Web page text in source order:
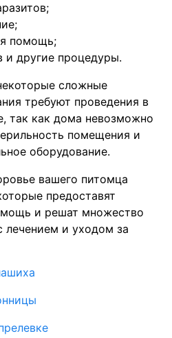
помощь;
и другие процедуры.
сложные
требуют проведения в
так как дома невозможно
помещения и
оборудование.
вашего питомца
предоставят
и решат множество
лечением и уходом за